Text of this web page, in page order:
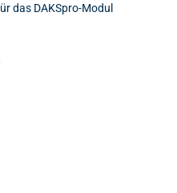
das DAKSpro-Modul